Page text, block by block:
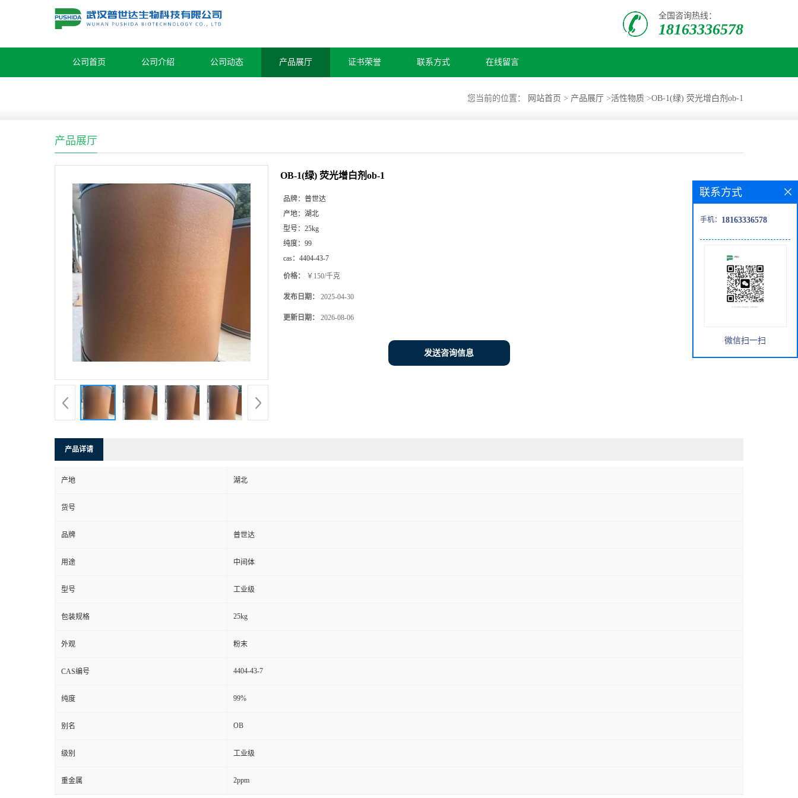
全国咨询热线：
18163336578
公司首页 公司介绍 公司动态 产品展厅 证书荣誉 联系方式 在线留言
您当前的位置： 网站首页 > 产品展厅 >活性物质 >OB-1(绿) 荧光增白剂ob-1
产品展厅
OB-1(绿) 荧光增白剂ob-1
品牌： 普世达
产地： 湖北
型号： 25kg
纯度： 99
cas： 4404-43-7
价格： ￥150/千克
发布日期： 2025-04-30
更新日期： 2026-08-06
发送咨询信息
产品详请
产地 湖北
货号
品牌 普世达
用途 中间体
型号 工业级
包装规格 25kg
外观 粉末
CAS编号 4404-43-7
纯度 99%
别名 OB
级别 工业级
重金属 2ppm
联系方式
手机： 18163336578
微信扫一扫